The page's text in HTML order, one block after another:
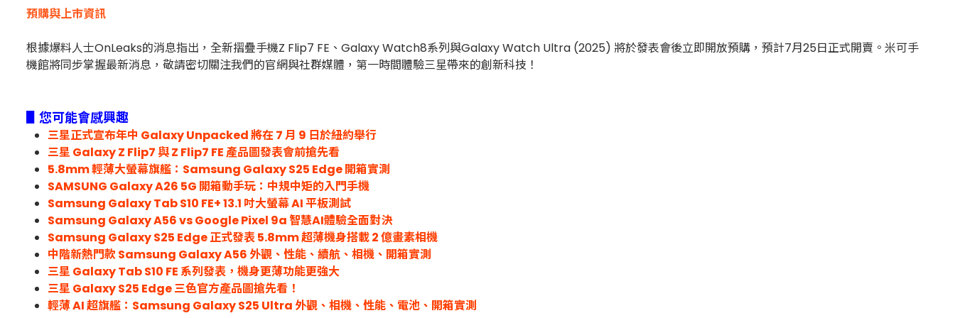
預購與上市資訊
根據爆料人士OnLeaks的消息指出，全新摺疊手機Z Flip7 FE、Galaxy Watch8系列與Galaxy Watch Ultra (2025) 將於發表會後立即開放預購，預計7月25日正式開賣。米可手
機館將同步掌握最新消息，敬請密切關注我們的官網與社群媒體，第一時間體驗三星帶來的創新科技！
▋您可能會感興趣
三星正式宣布年中 Galaxy Unpacked 將在 7 月 9 日於紐約舉行
三星 Galaxy Z Flip7 與 Z Flip7 FE 產品圖發表會前搶先看
5.8mm 輕薄大螢幕旗艦：Samsung Galaxy S25 Edge 開箱實測
SAMSUNG Galaxy A26 5G 開箱動手玩：中規中矩的入門手機
Samsung Galaxy Tab S10 FE+ 13.1 吋大螢幕 AI 平板測試
Samsung Galaxy A56 vs Google Pixel 9a 智慧AI體驗全面對決
Samsung Galaxy S25 Edge 正式發表 5.8mm 超薄機身搭載 2 億畫素相機
中階新熱門款 Samsung Galaxy A56 外觀、性能、續航、相機、開箱實測
三星 Galaxy Tab S10 FE 系列發表，機身更薄功能更強大
三星 Galaxy S25 Edge 三色官方產品圖搶先看！
輕薄 AI 超旗艦：Samsung Galaxy S25 Ultra 外觀、相機、性能、電池、開箱實測